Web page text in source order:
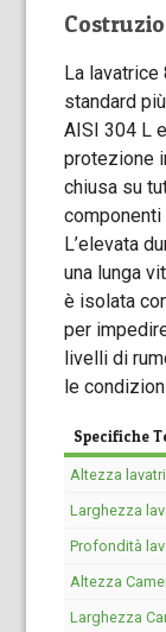
La
standard
AISI 304 L
protezione
chiusa su
L’elevata
una lunga
è isolata
per
livelli di
le
Specifiche
Altezza
Larghezza
Profondità
Altezza
Larghezza